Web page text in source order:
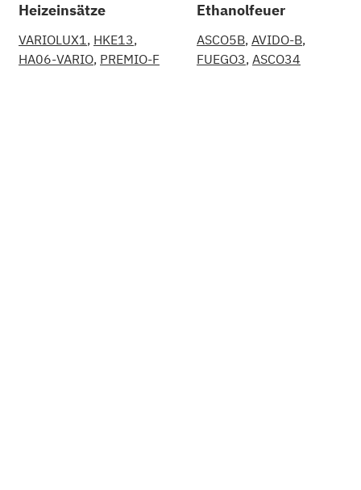
Heizeinsätze
VARIOLUX1 HKE13
HA06-VARIO PREMIO-F
Ethanolfeuer
ASCO5B AVIDO-B
FUEGO3 ASCO34